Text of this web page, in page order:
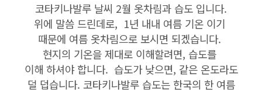
코타키나발루 날씨 2월 옷차림과 습도 입니다.
위에 말씀 드린데로, 1년 내내 여름 기온 이기
때문에 여름 옷차림으로 보시면 되겠습니다.
현지의 기온을 제대로 이해할려면, 습도를
이해 하셔야 합니다. 습도가 낮으면, 같은 온도라도
덜 덥습니다. 코타키나발루 습도는 한국의 한 여름